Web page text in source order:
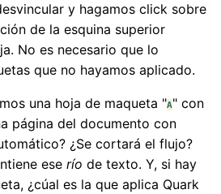
y hagamos click sobre
de la esquina superior
No es necesario que lo
que no hayamos aplicado.
una hoja de maqueta "A" con
página del documento con
¿Se cortará el flujo?
ese río de texto. Y, si hay
¿cúal es la que aplica Quark